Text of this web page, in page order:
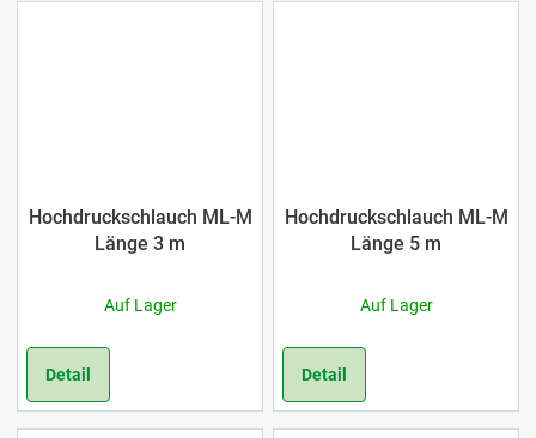
Hochdruckschlauch ML-M
Länge 3 m
Auf Lager
Detail
Hochdruckschlauch ML-M
Länge 5 m
Auf Lager
Detail